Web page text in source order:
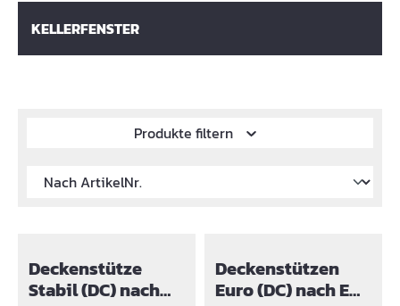
KELLERFENSTER
Produkte filtern
Deckenstütze
Stabil (DC) nach
Deckenstützen
Euro (DC) nach EN